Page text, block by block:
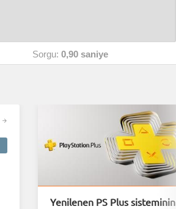
Sorgu: 0,90 saniye
Yenilenen PS Plus sisteminin